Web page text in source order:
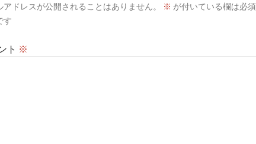
アドレスが公開されることはありません。 ※ が付いている欄は必須
す
ト ※